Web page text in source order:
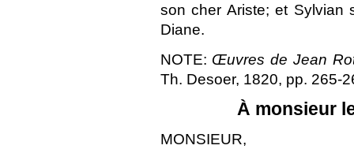
son cher Ariste; et Sylvian
Diane.
NOTE: Œuvres de Jean
Th. Desoer, 1820, pp. 265-
À monsieur
MONSIEUR,